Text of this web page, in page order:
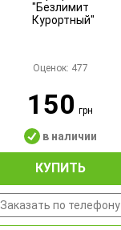
Оценок: 477
150грн
в наличии
КУПИТЬ
Заказать по телефону